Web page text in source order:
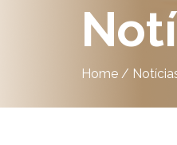
Home /